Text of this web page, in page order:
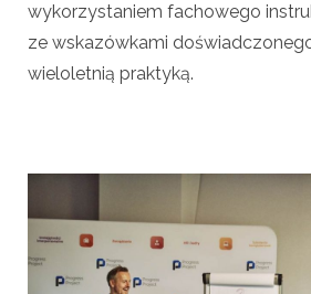
wykorzystaniem fachowego
ze wskazówkami
wieloletnią praktyką.